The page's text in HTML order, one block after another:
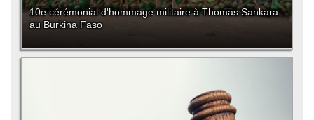
10e cérémonial d'hommage militaire à Thomas Sankara
au Burkina Faso